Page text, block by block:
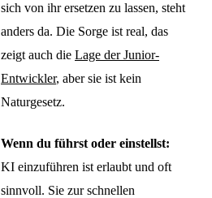
sich von ihr ersetzen zu lassen, steht
anders da. Die Sorge ist real, das
zeigt auch die Lage der Junior-
Entwickler, aber sie ist kein
Naturgesetz.
Wenn du führst oder einstellst:
KI einzuführen ist erlaubt und oft
sinnvoll. Sie zur schnellen